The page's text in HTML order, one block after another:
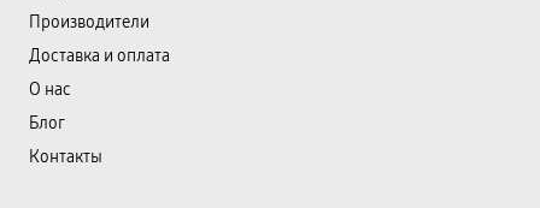
Производители
Доставка и оплата
О нас
Блог
Контакты